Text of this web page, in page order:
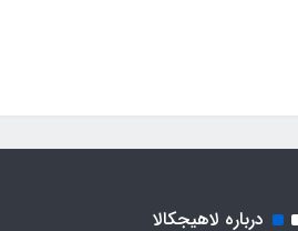
درباره لاهیجکالا